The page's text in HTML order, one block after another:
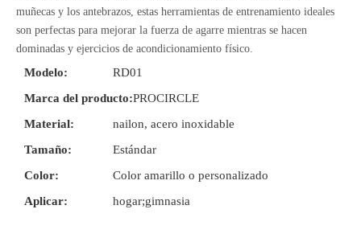
muñecas y los antebrazos, estas herramientas de entrenamiento ideales
son perfectas para mejorar la fuerza de agarre mientras se hacen
dominadas y ejercicios de acondicionamiento físico.
Modelo:
RD01
Marca del producto:PROCIRCLE
Material:
nailon, acero inoxidable
Tamaño:
Estándar
Color:
Color amarillo o personalizado
Aplicar:
hogar;gimnasia